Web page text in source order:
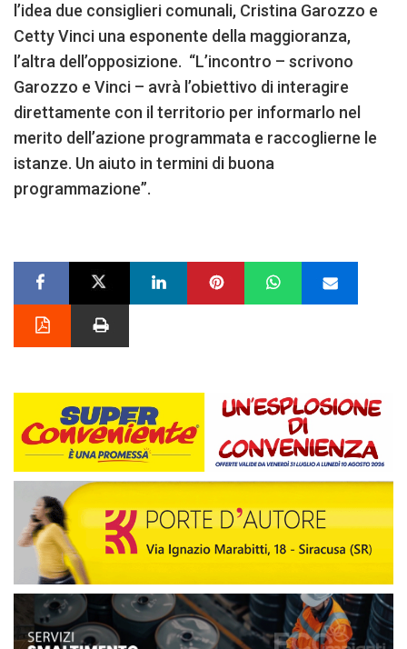
l’idea due consiglieri comunali, Cristina Garozzo e
Cetty Vinci una esponente della maggioranza,
l’altra dell’opposizione. “L’incontro – scrivono
Garozzo e Vinci – avrà l’obiettivo di interagire
direttamente con il territorio per informarlo nel
merito dell’azione programmata e raccoglierne le
istanze. Un aiuto in termini di buona
programmazione”.